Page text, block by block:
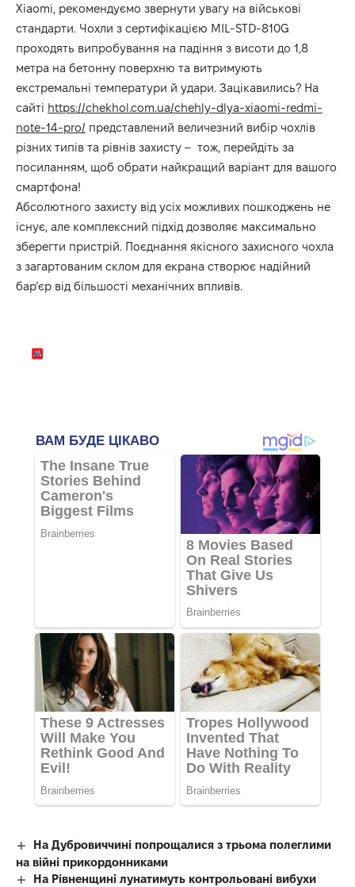
Xiaomi, рекомендуємо звернути увагу на військові
стандарти. Чохли з сертифікацією MIL-STD-810G
проходять випробування на падіння з висоти до 1,8
метра на бетонну поверхню та витримують
екстремальні температури й удари. Зацікавились? На
сайті https://chekhol.com.ua/chehly-dlya-xiaomi-redmi-
note-14-pro/ представлений величезний вибір чохлів
різних типів та рівнів захисту – тож, перейдіть за
посиланням, щоб обрати найкращий варіант для вашого
смартфона!
Абсолютного захисту від усіх можливих пошкоджень не
існує, але комплексний підхід дозволяє максимально
зберегти пристрій. Поєднання якісного захисного чохла
з загартованим склом для екрана створює надійний
бар’єр від більшості механічних впливів.
На Дубровиччині попрощалися з трьома полеглими
на війні прикордонниками
На Рівненщині лунатимуть контрольовані вибухи